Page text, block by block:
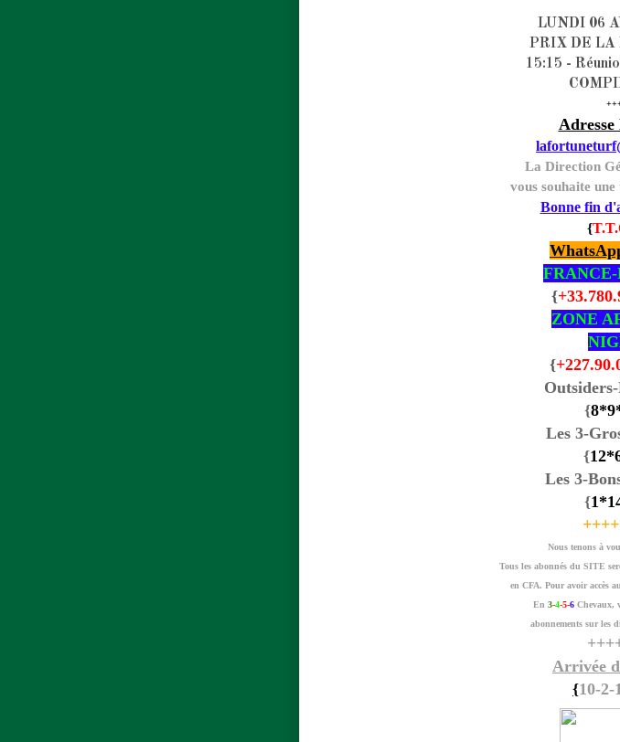
LUNDI 06
PRIX DE LA
15:15 -
La Direction
vous souhaite
Bonne fin
{
{
ZONE
{
{8*9
Les 3-
{12
Les 3-
{1
Nous tenons à
Tous les abonnés du SITE
en CFA. Pour avoir accès
En 3-4-5-6 Chevaux,
abonnements sur les
Arrivée
{10-2-